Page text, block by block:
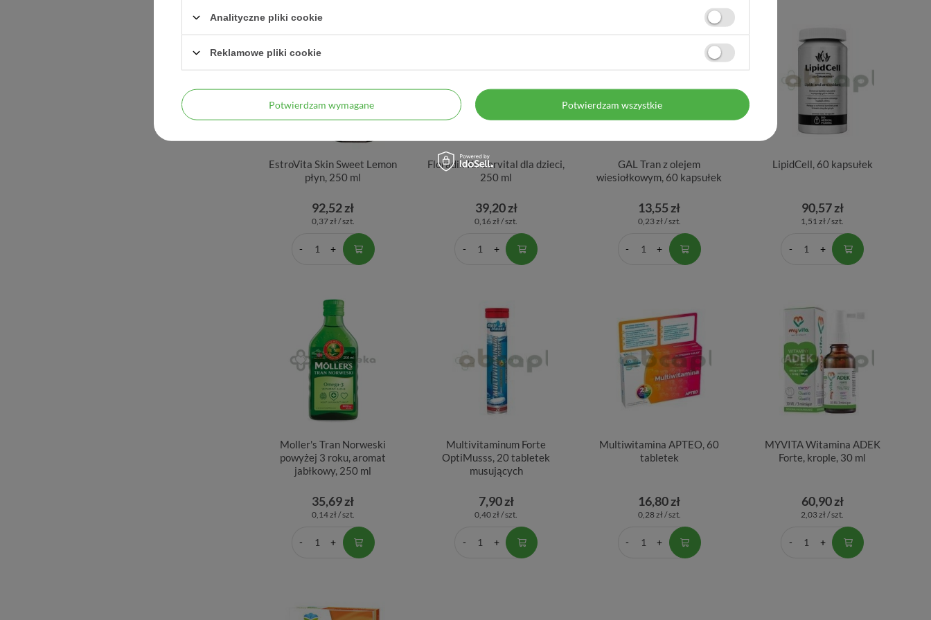
EstroVita Skin Sweet Lemon
płyn, 250 ml
92,52 zł
0,37 zł / szt.
Floradix Kindervital dla dzieci,
250 ml
39,20 zł
0,16 zł / szt.
GAL Tran z olejem
wiesiołkowym, 60 kapsułek
13,55 zł
0,23 zł / szt.
LipidCell, 60 kapsułek
90,57 zł
1,51 zł / szt.
Moller's Tran Norweski
powyżej 3 roku, aromat
jabłkowy, 250 ml
35,69 zł
0,14 zł / szt.
Multivitaminum Forte
OptiMusss, 20 tabletek
musujących
7,90 zł
0,40 zł / szt.
Multiwitamina APTEO, 60
tabletek
16,80 zł
0,28 zł / szt.
MYVITA Witamina ADEK
Forte, krople, 30 ml
60,90 zł
2,03 zł / szt.
Analityczne pliki cookie
Reklamowe pliki cookie
Potwierdzam wymagane Potwierdzam wszystkie